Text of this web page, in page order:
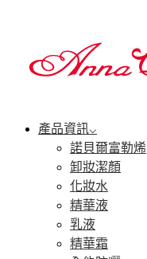
產品資訊
諾貝爾富勒烯
卸妝潔顏
化妝水
精華液
乳液
精華霜